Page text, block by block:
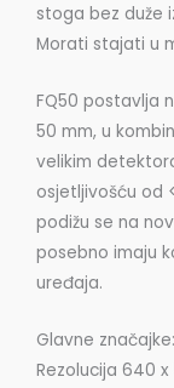
stoga bez duže
Morati stajati u
FQ50 postavlja
50 mm, u
velikim
osjetljivošću od
podižu se na
posebno imaju
uređaja.
Glavne značajke:
Rezolucija 640 x